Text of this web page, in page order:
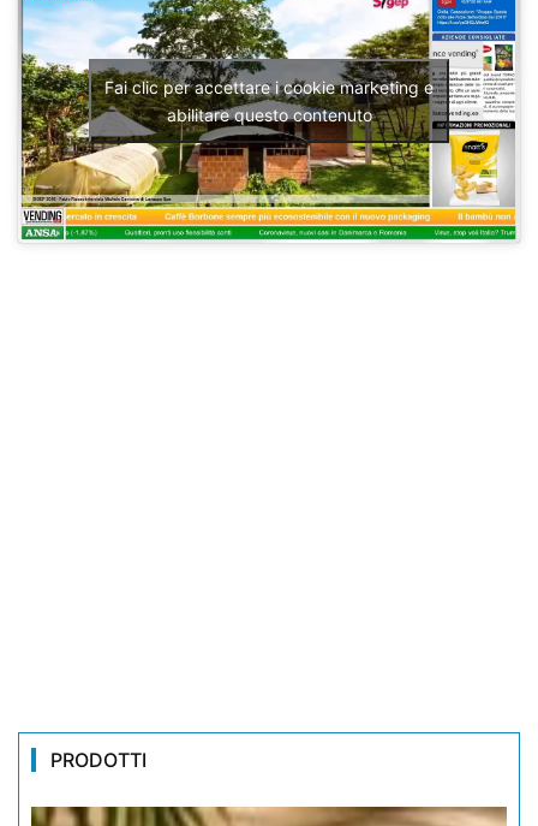
Fai clic per accettare i cookie marketing e
abilitare questo contenuto
PRODOTTI